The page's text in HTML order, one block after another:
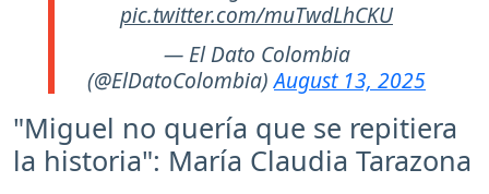
pic.twitter.com/muTwdLhCKU
— El Dato Colombia
(@ElDatoColombia)August 13, 2025
"Miguel no quería que se repitiera
la historia": María Claudia Tarazona